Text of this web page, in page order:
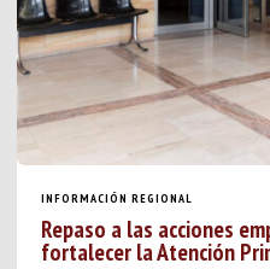
INFORMACIÓN REGIONAL
Repaso a las acciones
fortalecer la Atención